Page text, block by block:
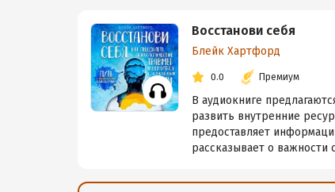
Восстанови себя
Блейк Хартфорд
0.0 Премиум
В аудиокниге
развить внутренние
предоставляет
рассказывает о важности